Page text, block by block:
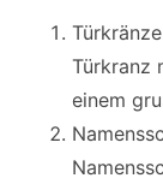
Türkranz
einem